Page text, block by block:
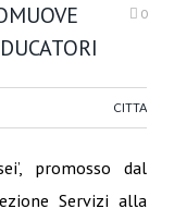
0
CITTA
promosso dal
Servizi alla